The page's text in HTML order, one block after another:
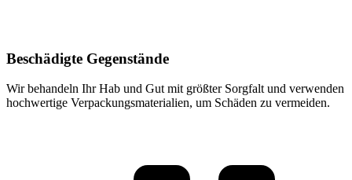
Beschädigte Gegenstände
Wir behandeln Ihr Hab und Gut mit größter Sorgfalt und verwenden
hochwertige Verpackungsmaterialien, um Schäden zu vermeiden.